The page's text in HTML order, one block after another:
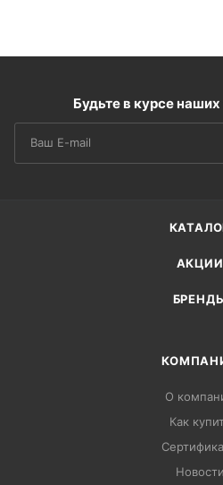
Будьте в курсе
АКЦИИ
О
Как
Новости